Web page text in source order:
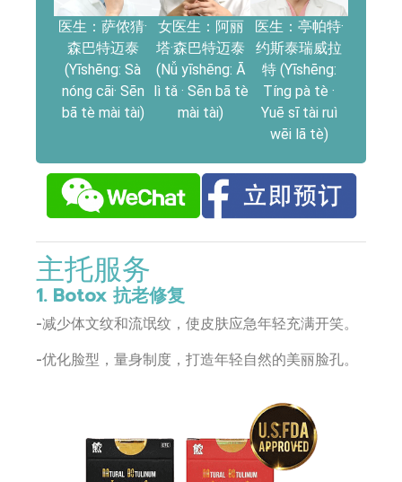
医生：萨侬猜·
森巴特迈泰
(Yīshēng: Sà
nóng cāi· Sēn
bā tè mài tài)
女医生：阿丽
塔·森巴特迈泰
(Nǚ yīshēng: Ā
lì tǎ · Sēn bā tè
mài tài)
医生：亭帕特·
约斯泰瑞威拉
特 (Yīshēng:
Tíng pà tè ·
Yuē sī tài ruì
wēi lā tè)
主托服务
1. Botox 抗老修复
-减少体文纹和流氓纹，使皮肤应急年轻充满开笑。
-优化脸型，量身制度，打造年轻自然的美丽脸孔。